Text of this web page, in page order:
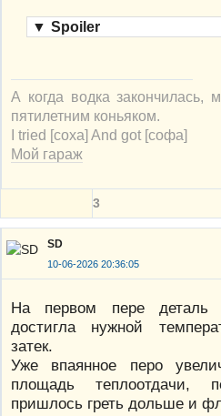
▼ Spoiler
А когда водка закончилась,
пятилетним коньяком.
I tried [соха] And got [софа]
Мой гараж
3
SD
10-06-2026 20:36:05
На первом пере деталь
достигла нужной
затек.
Уже впаянное перо
площадь теплоотдачи,
пришлось греть дольше и